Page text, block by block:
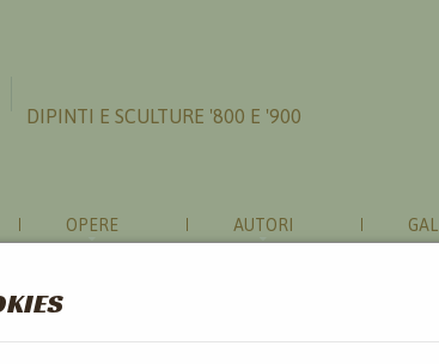
DIPINTI E SCULTURE '800 E '900
OPERE AUTORI